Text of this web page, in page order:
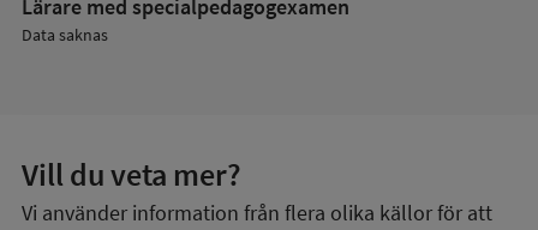
Lärare med specialpedagog­examen
Data saknas
Vill du veta mer?
Vi använder information från flera olika källor för att